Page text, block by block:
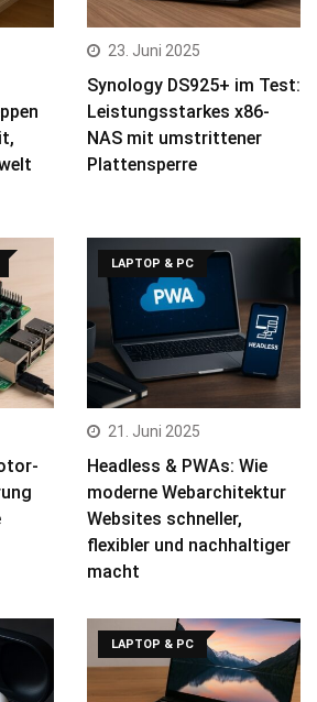
23. Juni 2025
Synology DS925+ im Test:
Leistungsstarkes x86-
NAS mit umstrittener
Plattensperre
LAPTOP & PC
21. Juni 2025
Headless & PWAs: Wie
moderne Webarchitektur
Websites schneller,
flexibler und nachhaltiger
macht
LAPTOP & PC